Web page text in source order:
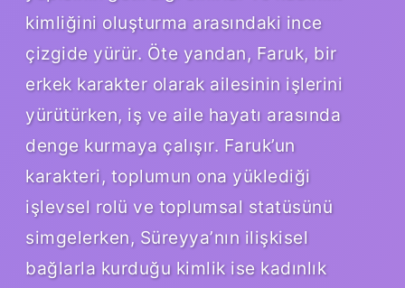
kimliğini oluşturma arasındaki ince
çizgide yürür. Öte yandan, Faruk, bir
erkek karakter olarak ailesinin işlerini
yürütürken, iş ve aile hayatı arasında
denge kurmaya çalışır. Faruk’un
karakteri, toplumun ona yüklediği
işlevsel rolü ve toplumsal statüsünü
simgelerken, Süreyya’nın ilişkisel
bağlarla kurduğu kimlik ise kadınlık